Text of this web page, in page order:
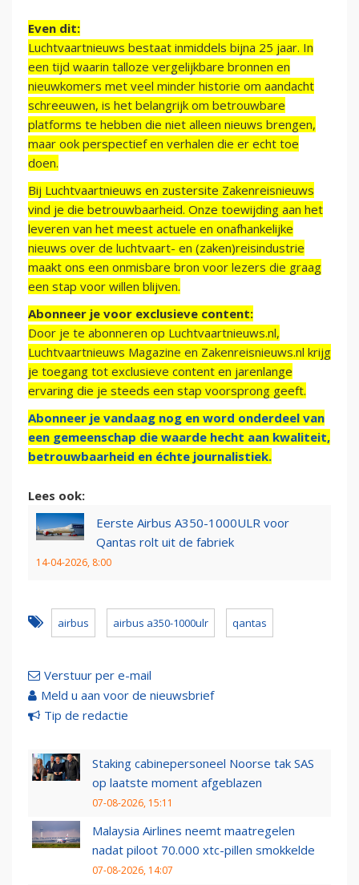
Even dit:
Luchtvaartnieuws bestaat inmiddels bijna 25 jaar. In
een tijd waarin talloze vergelijkbare bronnen en
nieuwkomers met veel minder historie om aandacht
schreeuwen, is het belangrijk om betrouwbare
platforms te hebben die niet alleen nieuws brengen,
maar ook perspectief en verhalen die er echt toe
doen.
Bij Luchtvaartnieuws en zustersite Zakenreisnieuws
vind je die betrouwbaarheid. Onze toewijding aan het
leveren van het meest actuele en onafhankelijke
nieuws over de luchtvaart- en (zaken)reisindustrie
maakt ons een onmisbare bron voor lezers die graag
een stap voor willen blijven.
Abonneer je voor exclusieve content:
Door je te abonneren op Luchtvaartnieuws.nl,
Luchtvaartnieuws Magazine en Zakenreisnieuws.nl krijg
je toegang tot exclusieve content en jarenlange
ervaring die je steeds een stap voorsprong geeft.
Abonneer je vandaag nog en word onderdeel van
een gemeenschap die waarde hecht aan kwaliteit,
betrouwbaarheid en échte journalistiek.
Lees ook:
Eerste Airbus A350-1000ULR voor
Qantas rolt uit de fabriek
14-04-2026, 8:00
airbus airbus a350-1000ulr qantas
Verstuur per e-mail
Meld u aan voor de nieuwsbrief
Tip de redactie
Staking cabinepersoneel Noorse tak SAS
op laatste moment afgeblazen
07-08-2026, 15:11
Malaysia Airlines neemt maatregelen
nadat piloot 70.000 xtc-pillen smokkelde
07-08-2026, 14:07